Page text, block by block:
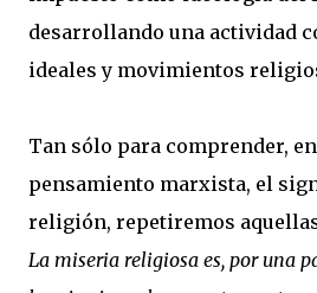
desarrollando una actividad
ideales y movimientos
Tan sólo para comprender,
pensamiento marxista, el
religión, repetiremos
La miseria religiosa es, por una